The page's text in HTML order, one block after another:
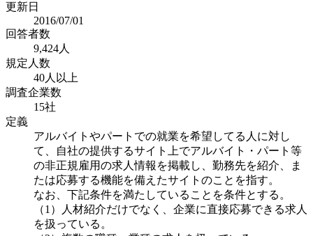
更新日
2016/07/01
回答者数
9,424人
規定人数
40人以上
調査企業数
15社
定義
アルバイトやパートでの就業を希望してる人に対し
て、自社の提供するサイト上でアルバイト・パート等
の非正規雇用の求人情報を掲載し、勤務先を紹介、ま
たは応募する機能を備えたサイトのことを指す。
なお、下記条件を満たしていることを条件とする。
（1）人材紹介だけでなく、企業に直接応募できる求人
を扱っている。